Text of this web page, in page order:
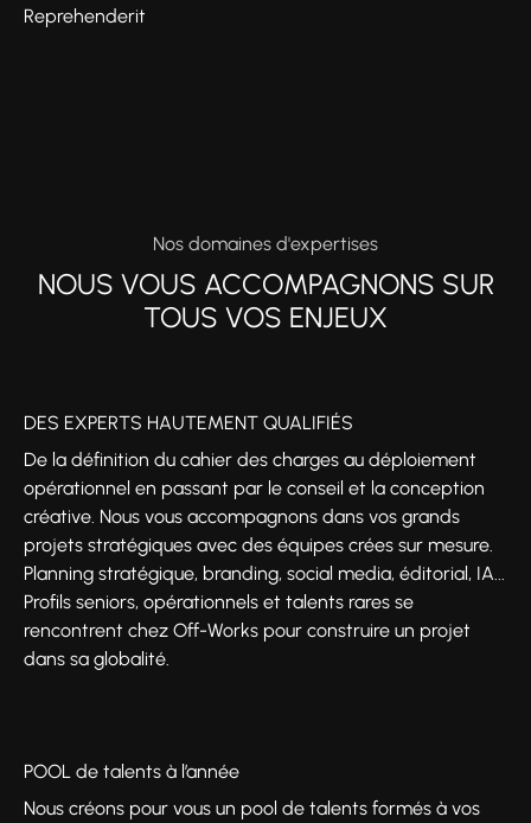
Reprehenderit
Nos domaines d'expertises
NOUS VOUS ACCOMPAGNONS SUR
TOUS VOS ENJEUX
DES EXPERTS HAUTEMENT QUALIFIÉS
De la définition du cahier des charges au déploiement
opérationnel en passant par le conseil et la conception
créative. Nous vous accompagnons dans vos grands
projets stratégiques avec des équipes crées sur mesure.
Planning stratégique, branding, social media, éditorial, IA...
Profils seniors, opérationnels et talents rares se
rencontrent chez Off-Works pour construire un projet
dans sa globalité.
POOL de talents à l’année
Nous créons pour vous un pool de talents formés à vos